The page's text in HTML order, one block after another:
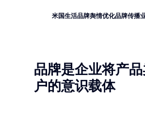
米国生活品牌舆情优化品牌传播
品牌是企业将产
户的意识载体